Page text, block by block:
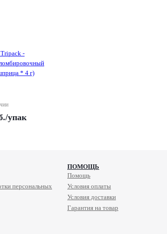
-
* 4 г)
/упак
ПОМОЩЬ
персональных
Помощь
Условия оплаты
Условия доставки
Гарантия на товар